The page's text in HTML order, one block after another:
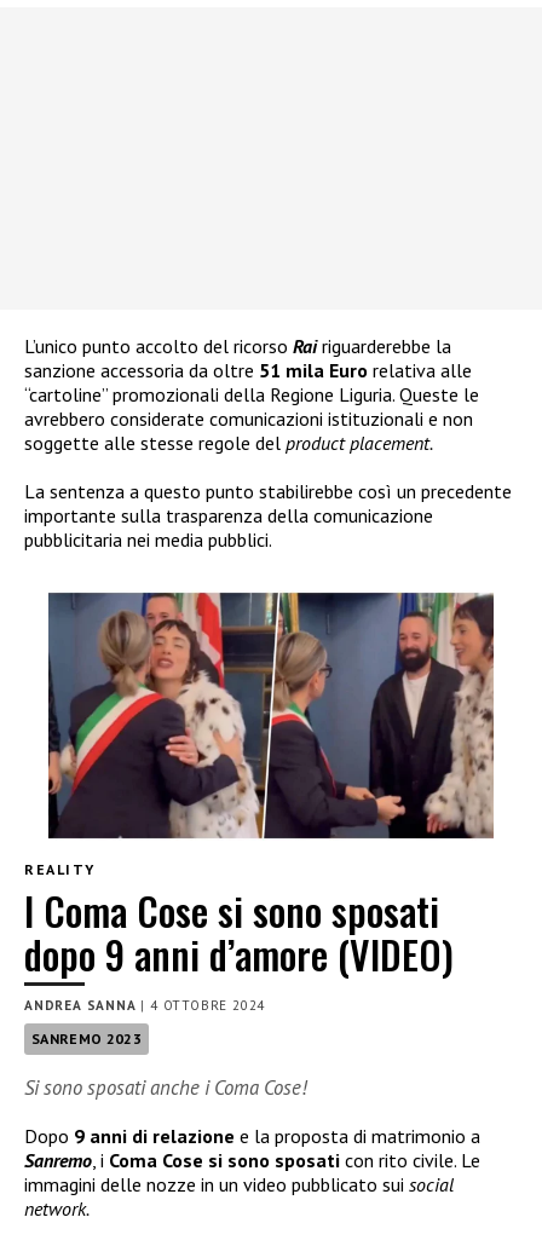
L’unico punto accolto del ricorso Rairiguarderebbe la
sanzione accessoria da oltre 51 mila Euro relativa alle
“cartoline” promozionali della Regione Liguria. Queste le
avrebbero considerate comunicazioni istituzionali e non
soggette alle stesse regole del product placement.
La sentenza a questo punto stabilirebbe così un precedente
importante sulla trasparenza della comunicazione
pubblicitaria nei media pubblici.
REALITY
I Coma Cose si sono sposati
dopo 9 anni d’amore (VIDEO)
ANDREA SANNA |4 OTTOBRE 2024
SANREMO 2023
Si sono sposati anche i Coma Cose!
Dopo 9 anni di relazione e la proposta di matrimonio a
Sanremo, i Coma Cose si sono sposati con rito civile. Le
immagini delle nozze in un video pubblicato sui social
network.